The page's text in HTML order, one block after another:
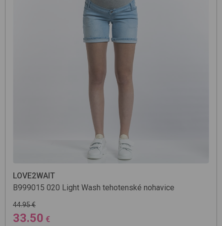
LOVE2WAIT
B999015 020 Light Wash tehotenské nohavice
44.95 €
33.50 €